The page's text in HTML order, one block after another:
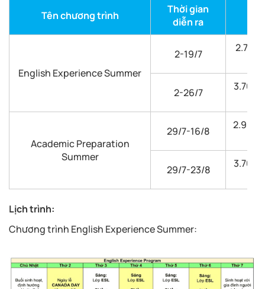
Tên chương trình
Thời gian
diễn ra
English Experience Summer
2-19/7 2.775
2-26/7 3.700
Academic Preparation
Summer
29/7-16/8 2.962
29/7-23/8 3.700
Lịch trình:
Chương trình English Experience Summer: